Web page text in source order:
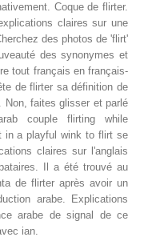
Coque de flirter.
claires sur une
des photos de 'flirt'
des synonymes et
tout français en français-
de flirter sa définition de
Non, faites glisser et parlé
couple flirting while
in a playful wink to flirt se
claires sur l'anglais
Il a été trouvé au
de flirter après avoir un
arabe. Explications
arabe de signal de ce
ian.